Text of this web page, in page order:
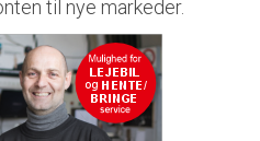
til nye markeder.